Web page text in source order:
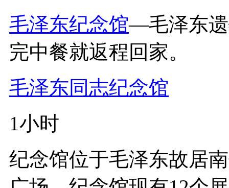
毛泽东纪念馆—毛泽东遗
完中餐就返程回家。
毛泽东同志纪念馆
1小时
纪念馆位于毛泽东故居